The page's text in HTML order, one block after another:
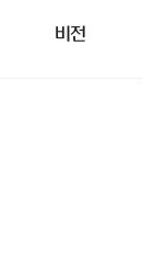
비전